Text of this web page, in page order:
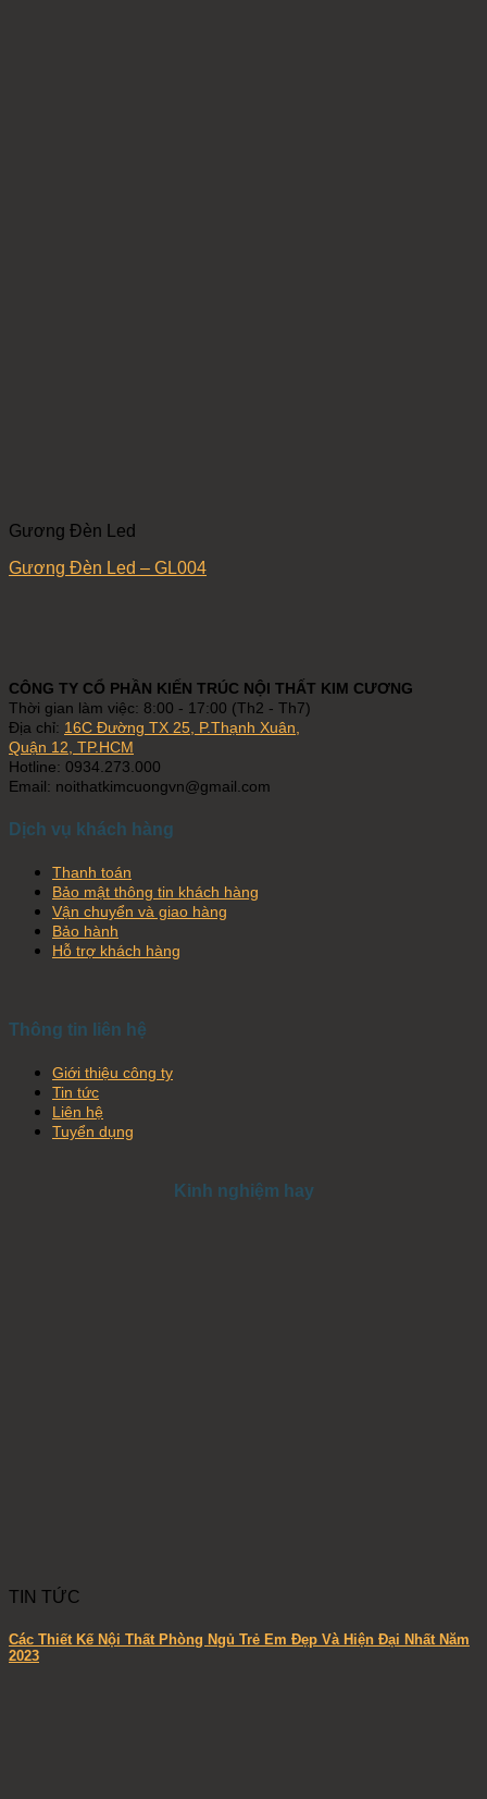
Gương Đèn Led
Gương Đèn Led – GL004
CÔNG TY CỔ PHẦN KIẾN TRÚC NỘI THẤT KIM CƯƠNG
Thời gian làm việc: 8:00 - 17:00 (Th2 - Th7)
Địa chỉ: 16C Đường TX 25, P.Thạnh Xuân,
Quận 12, TP.HCM
Hotline: 0934.273.000
Email: noithatkimcuongvn@gmail.com
Dịch vụ khách hàng
Thanh toán
Bảo mật thông tin khách hàng
Vận chuyển và giao hàng
Bảo hành
Hỗ trợ khách hàng
Thông tin liên hệ
Giới thiệu công ty
Tin tức
Liên hệ
Tuyển dụng
Kinh nghiệm hay
TIN TỨC
Các Thiết Kế Nội Thất Phòng Ngủ Trẻ Em Đẹp Và Hiện Đại Nhất Năm
2023